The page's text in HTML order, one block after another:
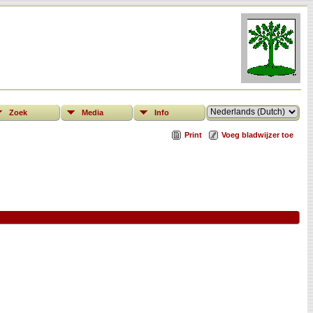
Zoek Media Info
Print Voeg bladwijzer toe